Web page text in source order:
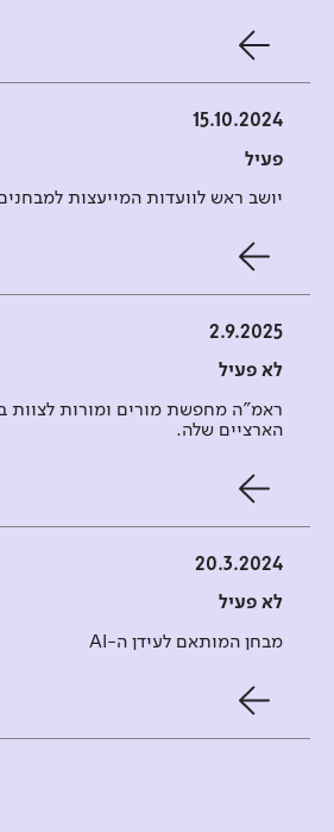
15.10.2024
פעיל
יושב ראש לוועדות המייעצות
2.9.2025
לא פעיל
ראמ"ה מחפשת מורים ומורות לצוות
הארציים שלה.
20.3.2024
לא פעיל
מבחן המותאם לעידן ה-AI